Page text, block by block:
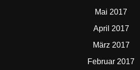
Mai 2017
April 2017
März 2017
Februar 2017